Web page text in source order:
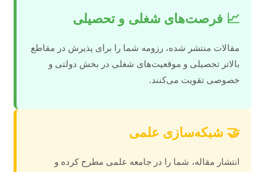
📈 فرصت‌های شغلی و تحصیلی
مقالات منتشر شده، رزومه شما را برای پذیرش در مقاطع
بالاتر تحصیلی و موقعیت‌های شغلی در بخش دولتی و
خصوصی تقویت می‌کنند.
🤝 شبکه‌سازی علمی
انتشار مقاله، شما را در جامعه علمی مطرح کرده و